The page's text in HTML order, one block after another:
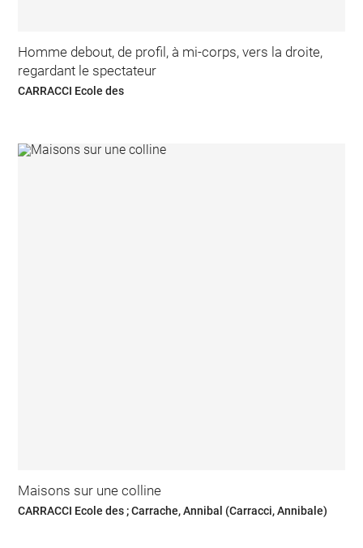
Homme debout, de profil, à mi-corps, vers la droite,
regardant le spectateur
CARRACCI Ecole des
Maisons sur une colline
CARRACCI Ecole des ; Carrache, Annibal (Carracci, Annibale)